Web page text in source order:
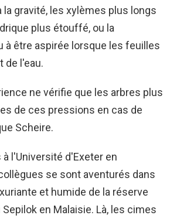
la gravité, les xylèmes plus longs
plus étouffé, ou la
à être aspirée lorsque les feuilles
de l'eau.
ne vérifie que les arbres plus
de ces pressions en cas de
Scheire.
l'Université d'Exeter en
se sont aventurés dans
et humide de la réserve
en Malaisie. Là, les cimes